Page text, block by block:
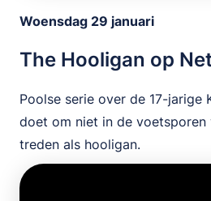
Woensdag 29 januari
The Hooligan op
Poolse serie over de 17-jarige
doet om niet in de voetsporen
treden als hooligan.